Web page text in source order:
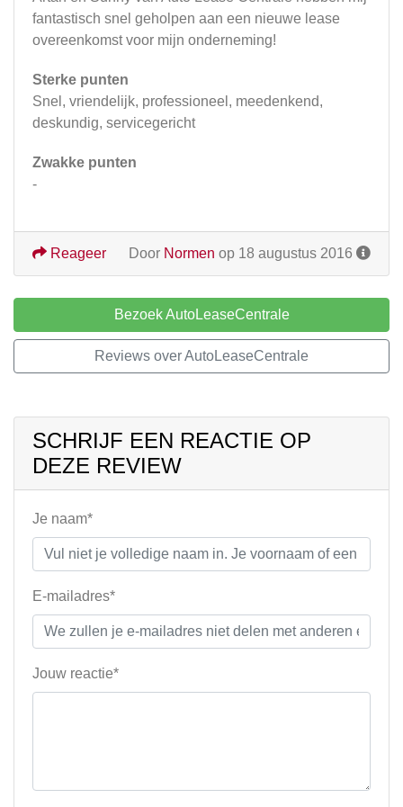
fantastisch snel geholpen aan een nieuwe lease
overeenkomst voor mijn onderneming!
Sterke punten
Snel, vriendelijk, professioneel, meedenkend,
deskundig, servicegericht
Zwakke punten
-
Door Normen op 18 augustus 2016
Reageer
Bezoek AutoLeaseCentrale
Reviews over AutoLeaseCentrale
SCHRIJF EEN REACTIE OP
DEZE REVIEW
Je naam*
E-mailadres*
Jouw reactie*